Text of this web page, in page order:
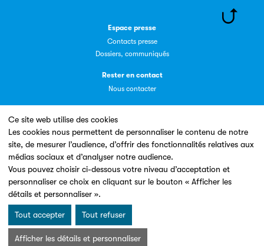
Ce site web utilise des cookies
Les cookies nous permettent de personnaliser le contenu de notre
site, de mesurer l’audience, d’offrir des fonctionnalités relatives aux
médias sociaux et d’analyser notre audience.
Vous pouvez choisir ci-dessous votre niveau d’acceptation et
personnaliser ce choix en cliquant sur le bouton « Afficher les
détails et personnaliser ».
Tout accepter Tout refuser
Afficher les détails et personnaliser
Espace presse
Contacts presse
Dossiers, communiqués
Rester en contact
Nous contacter
Un site conçu en partenariat avec le
Mentions légales & Conditions d’utilisation
Charte Cookies